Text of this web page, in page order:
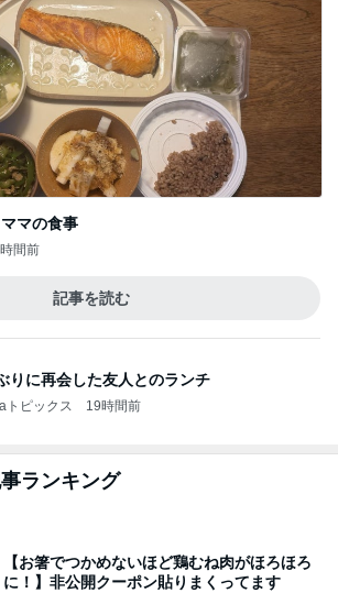
マの食事
間前
記事を読む
りに再会した友人とのランチ
トピックス 19時間前
ランキング
【お箸でつかめないほど鶏むね肉がほろほろ
に！】非公開クーポン貼りまくってます